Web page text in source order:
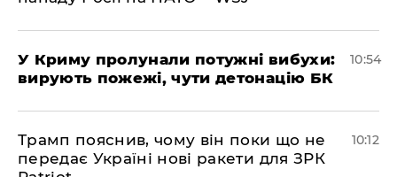
У Криму пролунали потужні вибухи:
вирують пожежі, чути детонацію БК
10:54
Трамп пояснив, чому він поки що не
передає Україні нові ракети для ЗРК
10:12